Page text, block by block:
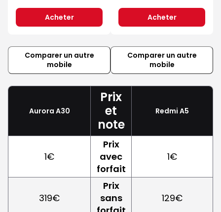
Acheter Acheter
Comparer un autre
mobile
Comparer un autre
mobile
Aurora A30
Prix
et
note
Redmi A5
1€
Prix
avec
forfait
1€
319€
Prix
sans
129€